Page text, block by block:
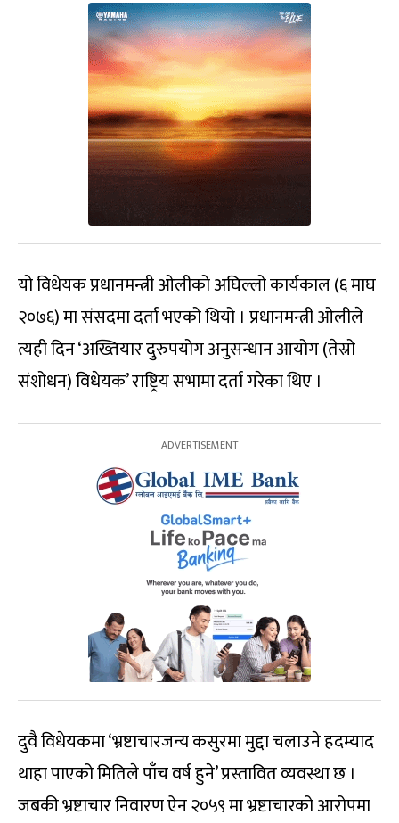
यो विधेयक प्रधानमन्त्री ओलीको अघिल्लो कार्यकाल (६ माघ
२०७६) मा संसदमा दर्ता भएको थियो । प्रधानमन्त्री ओलीले
त्यही दिन ‘अख्तियार दुरुपयोग अनुसन्धान आयोग (तेस्रो
संशोधन) विधेयक’ राष्ट्रिय सभामा दर्ता गरेका थिए ।
दुवै विधेयकमा ‘भ्रष्टाचारजन्य कसुरमा मुद्दा चलाउने हदम्याद
थाहा पाएको मितिले पाँच वर्ष हुने’ प्रस्तावित व्यवस्था छ ।
जबकी भ्रष्टाचार निवारण ऐन २०५९ मा भ्रष्टाचारको आरोपमा